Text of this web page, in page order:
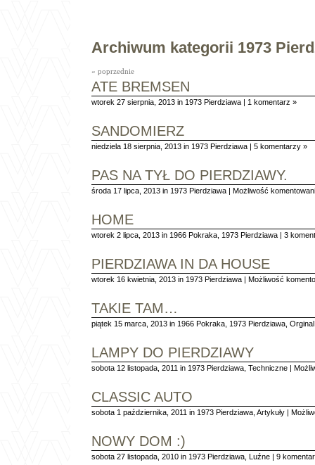
Archiwum kategorii 1973
« poprzednie
ATE BREMSEN
wtorek 27 sierpnia, 2013 in 1973 Pierdziawa 1 komentarz »
SANDOMIERZ
niedziela 18 sierpnia, 2013 in 1973 Pierdziawa 5 komentarzy »
PAS NA TYŁ DO PIERDZIAWY.
środa 17 lipca, 2013 in 1973 Pierdziawa Możliwość
HOME
wtorek 2 lipca, 2013 in 1966 Pokraka, 1973 Pierdziawa 3
PIERDZIAWA IN DA HOUSE
wtorek 16 kwietnia, 2013 in 1973 Pierdziawa Możliwość
TAKIE TAM…
piątek 15 marca, 2013 in 1966 Pokraka, 1973 Pierdziawa,
LAMPY DO PIERDZIAWY
sobota 12 listopada, 2011 in 1973 Pierdziawa, Techniczne
CLASSIC AUTO
sobota 1 października, 2011 in 1973 Pierdziawa, Artykuły
NOWY DOM :)
sobota 27 listopada, 2010 in 1973 Pierdziawa, Luźne 9